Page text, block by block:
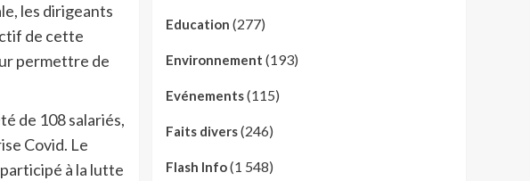
les dirigeants
de cette
permettre de
de 108 salariés,
Covid. Le
à la lutte
Education (277)
Environnement (193)
Evénements(115)
Faits divers(246)
Flash Info(1 548)